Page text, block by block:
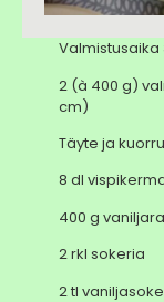
Valmistusaika
2 (à 400 g)
cm)
Täyte ja
8 dl
400 g
2 rkl sokeria
2 tl